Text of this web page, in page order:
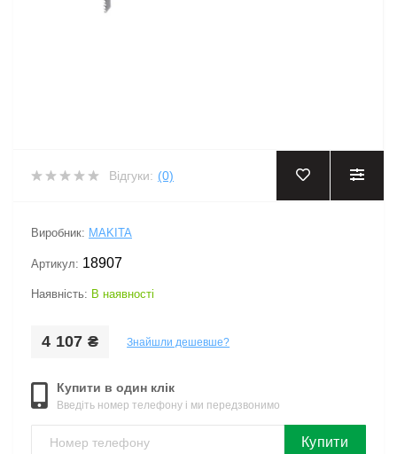
Відгуки: (0)
Виробник: MAKITA
Артикул: 18907
Наявність: В наявності
4 107 ₴ Знайшли дешевше?
Купити в один клік
Введіть номер телефону і ми передзвонимо
Купити